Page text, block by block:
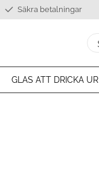
Säkra betalningar
GLAS ATT DRICKA UR